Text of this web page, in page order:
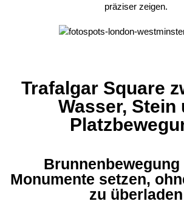
präziser zeigen.
Trafalgar Square
Wasser, Stein
Brunnenbewegung
Monumente setzen,
zu überladen